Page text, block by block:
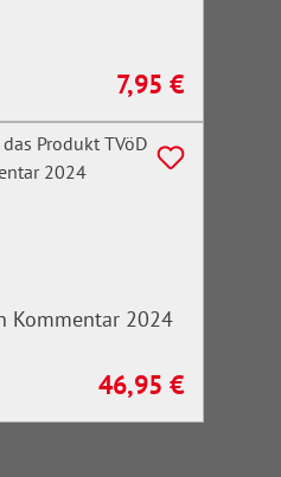
Regulärer Preis:
7,95 €
Kommentar 2024
Regulärer Preis:
46,95 €